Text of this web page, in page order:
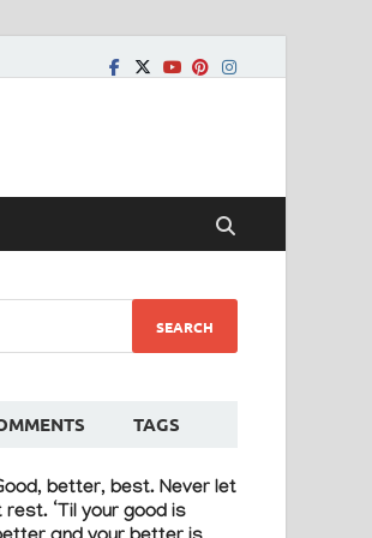
TAGS
better, best. Never let
rest. ‘Til your good is